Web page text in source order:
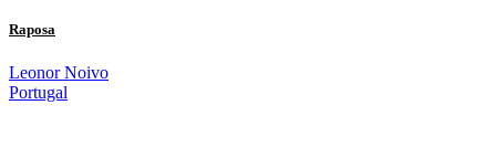
Raposa
Leonor Noivo
Portugal